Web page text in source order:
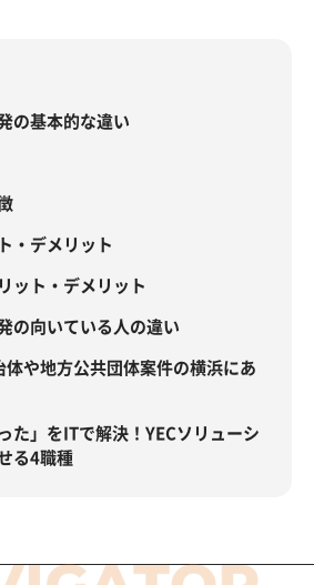
の基本的な違い
・デメリット
ット・デメリット
の向いている人の違い
や地方公共団体案件の横浜にあ
た」をITで解決！YECソリューシ
る4職種